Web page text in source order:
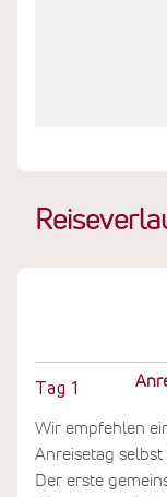
Tag 1
Wir empfehlen
Anreisetag
Der erste